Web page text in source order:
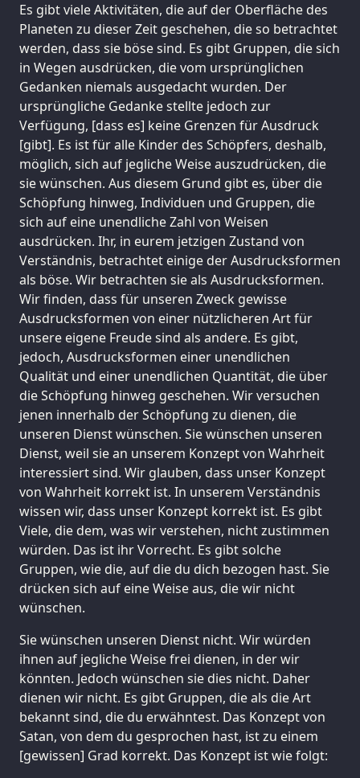
Es gibt viele Aktivitäten, die auf der Oberfläche des
Planeten zu dieser Zeit geschehen, die so betrachtet
werden, dass sie böse sind. Es gibt Gruppen, die sich
in Wegen ausdrücken, die vom ursprünglichen
Gedanken niemals ausgedacht wurden. Der
ursprüngliche Gedanke stellte jedoch zur
Verfügung, [dass es] keine Grenzen für Ausdruck
[gibt]. Es ist für alle Kinder des Schöpfers, deshalb,
möglich, sich auf jegliche Weise auszudrücken, die
sie wünschen. Aus diesem Grund gibt es, über die
Schöpfung hinweg, Individuen und Gruppen, die
sich auf eine unendliche Zahl von Weisen
ausdrücken. Ihr, in eurem jetzigen Zustand von
Verständnis, betrachtet einige der Ausdrucksformen
als böse. Wir betrachten sie als Ausdrucksformen.
Wir finden, dass für unseren Zweck gewisse
Ausdrucksformen von einer nützlicheren Art für
unsere eigene Freude sind als andere. Es gibt,
jedoch, Ausdrucksformen einer unendlichen
Qualität und einer unendlichen Quantität, die über
die Schöpfung hinweg geschehen. Wir versuchen
jenen innerhalb der Schöpfung zu dienen, die
unseren Dienst wünschen. Sie wünschen unseren
Dienst, weil sie an unserem Konzept von Wahrheit
interessiert sind. Wir glauben, dass unser Konzept
von Wahrheit korrekt ist. In unserem Verständnis
wissen wir, dass unser Konzept korrekt ist. Es gibt
Viele, die dem, was wir verstehen, nicht zustimmen
würden. Das ist ihr Vorrecht. Es gibt solche
Gruppen, wie die, auf die du dich bezogen hast. Sie
drücken sich auf eine Weise aus, die wir nicht
wünschen.
Sie wünschen unseren Dienst nicht. Wir würden
ihnen auf jegliche Weise frei dienen, in der wir
könnten. Jedoch wünschen sie dies nicht. Daher
dienen wir nicht. Es gibt Gruppen, die als die Art
bekannt sind, die du erwähntest. Das Konzept von
Satan, von dem du gesprochen hast, ist zu einem
[gewissen] Grad korrekt. Das Konzept ist wie folgt: